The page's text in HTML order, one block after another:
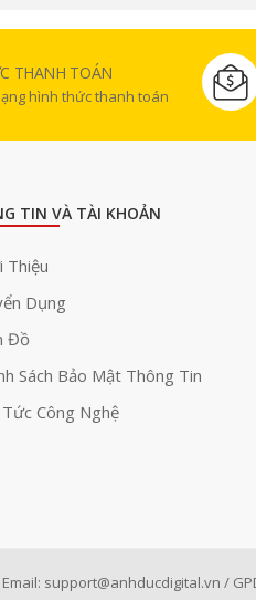
THANH TOÁN
hình thức thanh toán
TIN VÀ TÀI KHOẢN
Thiệu
Dụng
Đồ
Sách Bảo Mật Thông Tin
Công Nghệ
support@anhducdigital.vn /